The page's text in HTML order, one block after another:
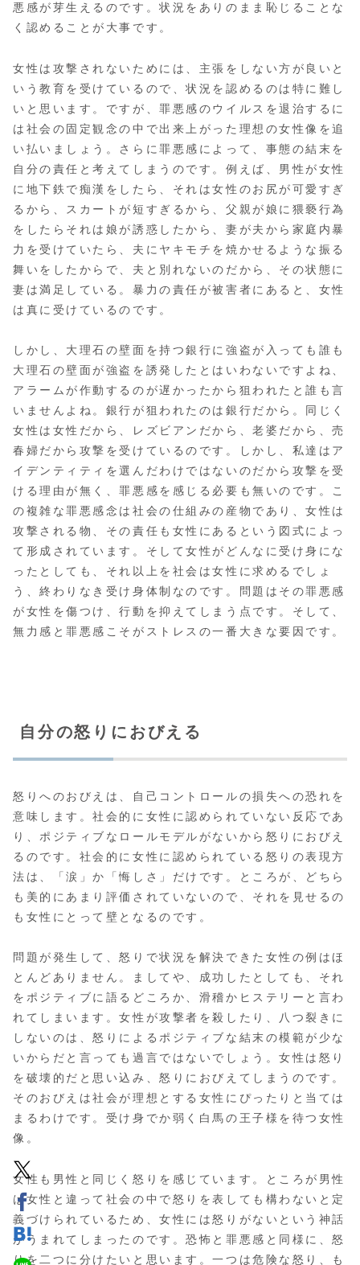
悪感が芽生えるのです。状況をありのまま恥じることな
く認めることが大事です。
女性は攻撃されないためには、主張をしない方が良いと
いう教育を受けているので、状況を認めるのは特に難し
いと思います。ですが、罪悪感のウイルスを退治するに
は社会の固定観念の中で出来上がった理想の女性像を追
い払いましょう。さらに罪悪感によって、事態の結末を
自分の責任と考えてしまうのです。例えば、男性が女性
に地下鉄で痴漢をしたら、それは女性のお尻が可愛すぎ
るから、スカートが短すぎるから、父親が娘に猥褻行為
をしたらそれは娘が誘惑したから、妻が夫から家庭内暴
力を受けていたら、夫にヤキモチを焼かせるような振る
舞いをしたからで、夫と別れないのだから、その状態に
妻は満足している。暴力の責任が被害者にあると、女性
は真に受けているのです。
しかし、大理石の壁面を持つ銀行に強盗が入っても誰も
大理石の壁面が強盗を誘発したとはいわないですよね、
アラームが作動するのが遅かったから狙われたと誰も言
いませんよね。銀行が狙われたのは銀行だから。同じく
女性は女性だから、レズビアンだから、老婆だから、売
春婦だから攻撃を受けているのです。しかし、私達はア
イデンティティを選んだわけではないのだから攻撃を受
ける理由が無く、罪悪感を感じる必要も無いのです。こ
の複雑な罪悪感念は社会の仕組みの産物であり、女性は
攻撃される物、その責任も女性にあるという図式によっ
て形成されています。そして女性がどんなに受け身にな
ったとしても、それ以上を社会は女性に求めるでしょ
う、終わりなき受け身体制なのです。問題はその罪悪感
が女性を傷つけ、行動を抑えてしまう点です。そして、
無力感と罪悪感こそがストレスの一番大きな要因です。
自分の怒りにおびえる
怒りへのおびえは、自己コントロールの損失への恐れを
意味します。社会的に女性に認められていない反応であ
り、ポジティブなロールモデルがないから怒りにおびえ
るのです。社会的に女性に認められている怒りの表現方
法は、「涙」か「悔しさ」だけです。ところが、どちら
も美的にあまり評価されていないので、それを見せるの
も女性にとって壁となるのです。
問題が発生して、怒りで状況を解決できた女性の例はほ
とんどありません。ましてや、成功したとしても、それ
をポジティブに語るどころか、滑稽かヒステリーと言わ
れてしまいます。女性が攻撃者を殺したり、八つ裂きに
しないのは、怒りによるポジティブな結末の模範が少な
いからだと言っても過言ではないでしょう。女性は怒り
を破壊的だと思い込み、怒りにおびえてしまうのです。
そのおびえは社会が理想とする女性にぴったりと当ては
まるわけです。受け身でか弱く白馬の王子様を待つ女性
像。
女性も男性と同じく怒りを感じています。ところが男性
は女性と違って社会の中で怒りを表しても構わないと定
義づけられているため、女性には怒りがないという神話
がうまれてしまったのです。恐怖と罪悪感と同様に、怒
りを二つに分けたいと思います。一つは危険な怒り、も